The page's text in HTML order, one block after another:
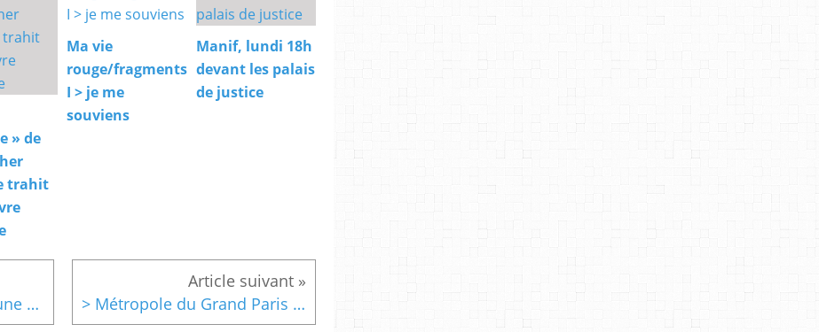
» de
trahit
Ma vie
rouge/fragments
I > je me
souviens
Manif, lundi 18h
devant les palais
de justice
RT @Anne_Hidalgo: J’ai une pensée émue pour... > Métropole du Grand Paris , le combat d'arrière-garde: Didier Bariani